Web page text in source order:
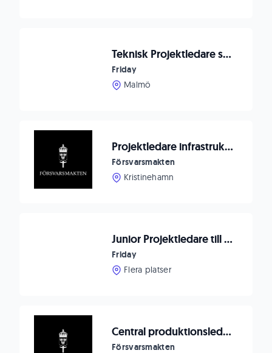
Teknisk Projektledare som vill utveckla framtidens automationslösningar
Friday
Malmö
Projektledare infrastruktur Kristinehamn
Försvarsmakten
Kristinehamn
Junior Projektledare till tekniktung produktion i Västerås
Friday
Flera platser
Central produktionsledning inom TVK Ledsyst behöver förstärkning
Försvarsmakten